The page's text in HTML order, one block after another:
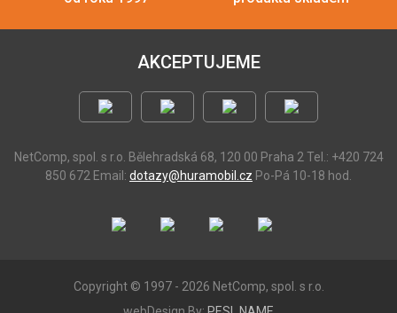
AKCEPTUJEME
NetComp, spol. s r.o. Bělehradská 68, 120 00 Praha 2 Tel.: +420 724
850 672 Email: dotazy@huramobil.cz Po-Pá 10-18 hod.
Copyright © 1997 - 2026 NetComp, spol. s r.o.